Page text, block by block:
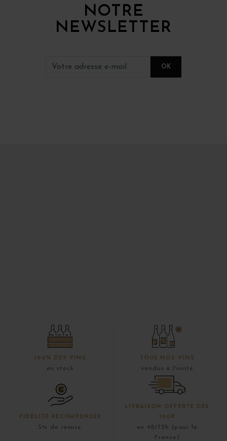
NOTRE
NEWSLETTER
100% DES VINS
en stock
TOUS NOS VINS
vendus à l'unité
FIDÉLITÉ RÉCOMPENSÉE
5% de remise
LIVRAISON OFFERTE DÈS
300€
en 48/72h (pour la
France)